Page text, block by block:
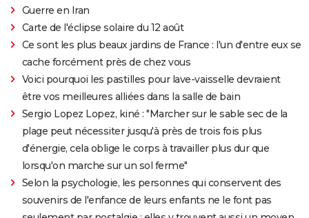
Guerre en Iran
Carte de l'éclipse solaire du 12 août
Ce sont les plus beaux jardins de France : l'un d'entre eux se
cache forcément près de chez vous
Voici pourquoi les pastilles pour lave-vaisselle devraient
être vos meilleures alliées dans la salle de bain
Sergio Lopez Lopez, kiné : "Marcher sur le sable sec de la
plage peut nécessiter jusqu'à près de trois fois plus
d'énergie, cela oblige le corps à travailler plus dur que
lorsqu'on marche sur un sol ferme"
Selon la psychologie, les personnes qui conservent des
souvenirs de l'enfance de leurs enfants ne le font pas